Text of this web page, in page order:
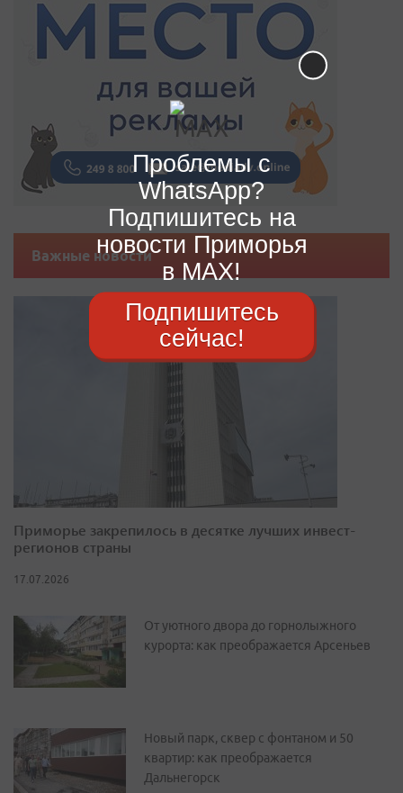
Важные новости
Приморье закрепилось в десятке лучших инвест-
регионов страны
17.07.2026
От уютного двора до горнолыжного
курорта: как преображается Арсеньев
Новый парк, сквер с фонтаном и 50
квартир: как преображается
Дальнегорск
Проблемы с
WhatsApp?
Подпишитесь на
новости Приморья
в MAX!
Подпишитесь
сейчас!